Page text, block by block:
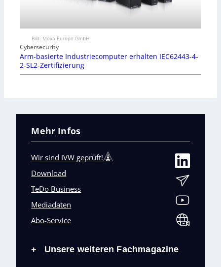
Bild: Moxa Europe GmbH
Cybersecurity
Arm-basierte Industriecomputer erhalten IEC62443-4-
2-SL2-Zertifizierung
Mehr Infos
Wir sind IVW geprüft!
Download
TeDo Business
Mediadaten
Abo-Service
+ Unsere weiteren Fachmagazine